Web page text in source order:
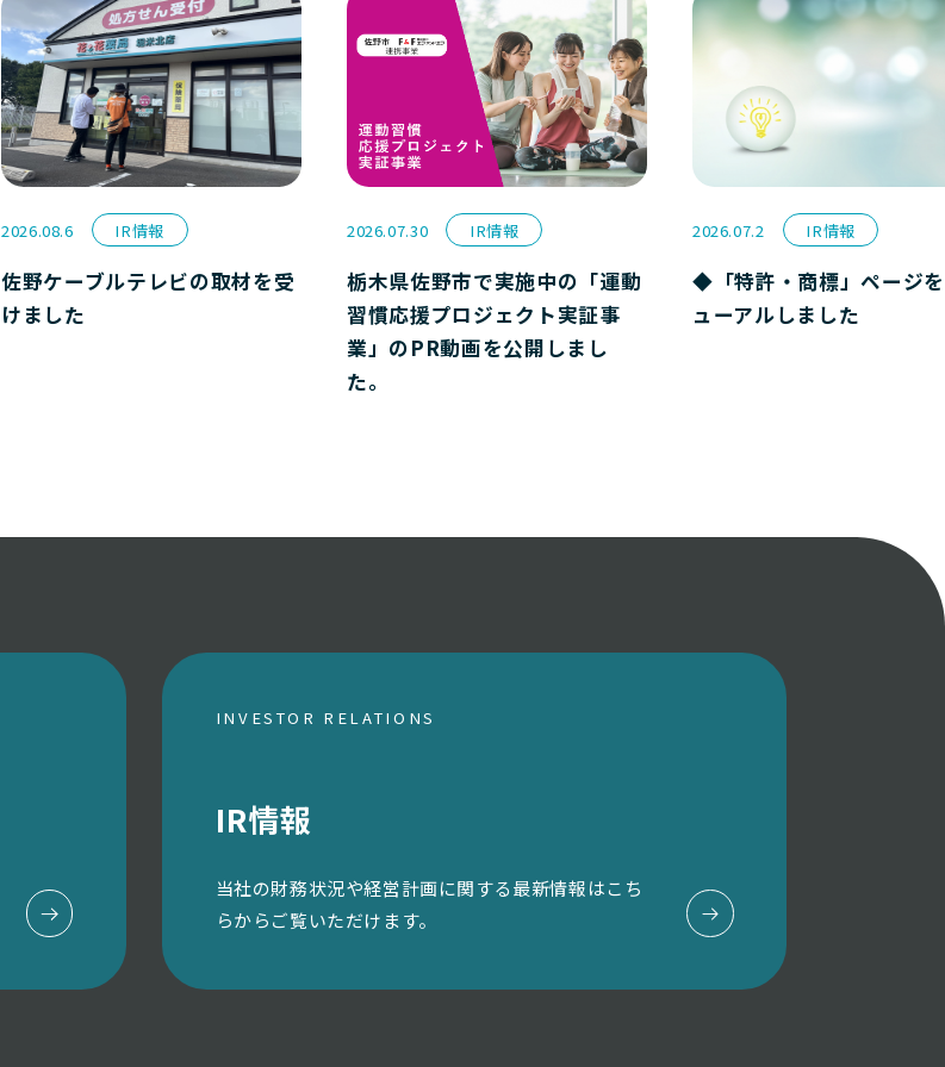
2026.08.6 IR情報
佐野ケーブルテレビの取材を受
けました
2026.07.30 IR情報
栃木県佐野市で実施中の「運動
習慣応援プロジェクト実証事
業」のPR動画を公開しまし
た。
2026.07.2 IR情報
◆「特許・商標」ページ
ューアルしました
INVESTOR RELATIONS
IR情報
当社の財務状況や経営計画に関する最新情報はこち
らからご覧いただけます。